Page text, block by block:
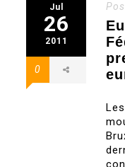
Jul
26
2011
0